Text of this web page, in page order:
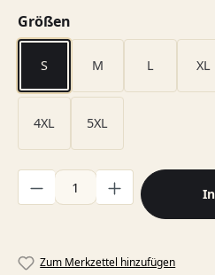
Größen
S M L XL
4XL 5XL
Produkt Anzahl: Gib den
Zum Merkzettel hinzufügen